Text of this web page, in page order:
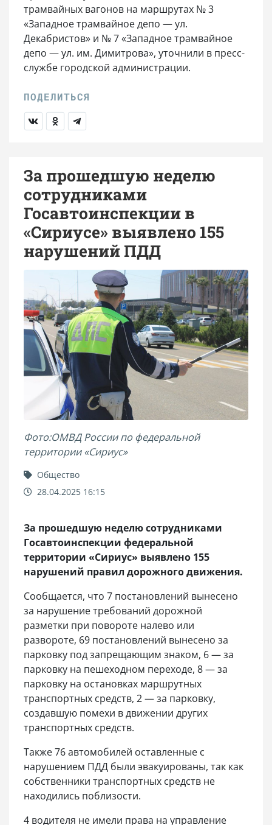
трамвайных вагонов на маршрутах № 3
«Западное трамвайное депо — ул.
Декабристов» и № 7 «Западное трамвайное
депо — ул. им. Димитрова», уточнили в пресс-
службе городской администрации.
За прошедшую неделю
сотрудниками
Госавтоинспекции в
«Сириусе» выявлено 155
нарушений ПДД
Фото:ОМВД России по федеральной
территории «Сириус»
Общество
28.04.2025 16:15
За прошедшую неделю сотрудниками
Госавтоинспекции федеральной
территории «Сириус» выявлено 155
нарушений правил дорожного движения.
Сообщается, что 7 постановлений вынесено
за нарушение требований дорожной
разметки при повороте налево или
развороте, 69 постановлений вынесено за
парковку под запрещающим знаком, 6 — за
парковку на пешеходном переходе, 8 — за
парковку на остановках маршрутных
транспортных средств, 2 — за парковку,
создавшую помехи в движении других
транспортных средств.
Также 76 автомобилей оставленные с
нарушением ПДД были эвакуированы, так как
собственники транспортных средств не
находились поблизости.
4 водителя не имели права на управление